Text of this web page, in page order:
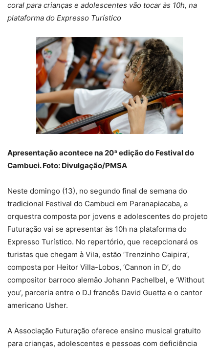
coral para crianças e adolescentes vão tocar às 10h, na
plataforma do Expresso Turístico
Apresentação acontece na 20ª edição do Festival do
Cambuci. Foto: Divulgação/PMSA
Neste domingo (13), no segundo final de semana do
tradicional Festival do Cambuci em Paranapiacaba, a
orquestra composta por jovens e adolescentes do projeto
Futuração vai se apresentar às 10h na plataforma do
Expresso Turístico. No repertório, que recepcionará os
turistas que chegam à Vila, estão ‘Trenzinho Caipira’,
composta por Heitor Villa-Lobos, ‘Cannon in D’, do
compositor barroco alemão Johann Pachelbel, e ‘Without
you’, parceria entre o DJ francês David Guetta e o cantor
americano Usher.
A Associação Futuração oferece ensino musical gratuito
para crianças, adolescentes e pessoas com deficiência